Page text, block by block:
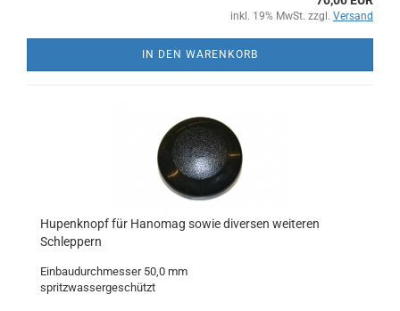
inkl. 19% MwSt. zzgl. Versand
IN DEN WARENKORB
Hupenknopf für Hanomag sowie diversen weiteren
Schleppern
Einbaudurchmesser 50,0 mm
spritzwassergeschützt